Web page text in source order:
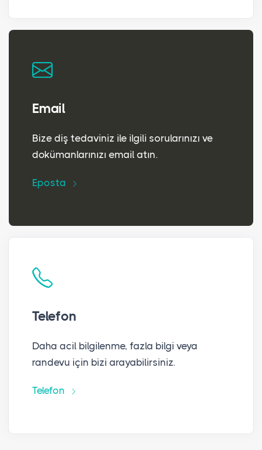
Email
Bize diş tedaviniz ile ilgili sorularınızı ve
dokümanlarınızı email atın.
Eposta
Telefon
Daha acil bilgilenme, fazla bilgi veya
randevu için bizi arayabilirsiniz.
Telefon